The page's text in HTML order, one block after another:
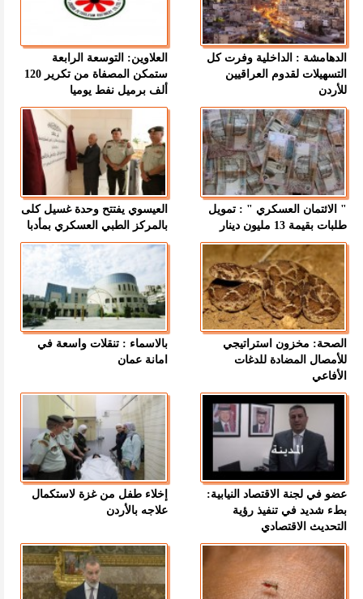
الدهامشة : الداخلية وفرت كل
التسهيلات لقدوم العراقيين
للأردن
العلاوين: التوسعة الرابعة
ستمكن المصفاة من تكرير 120
ألف برميل نفط يوميا
" الائتمان العسكري " : تمويل
طلبات بقيمة 13 مليون دينار
العيسوي يفتتح وحدة غسيل كلى
بالمركز الطبي العسكري بمأدبا
الصحة: مخزون استراتيجي
للأمصال المضادة للدغات
الأفاعي
بالاسماء : تنقلات واسعة في
امانة عمان
عضو في لجنة الاقتصاد النيابية:
بطء شديد في تنفيذ رؤية
التحديث الاقتصادي
إخلاء طفل من غزة لاستكمال
علاجه بالأردن